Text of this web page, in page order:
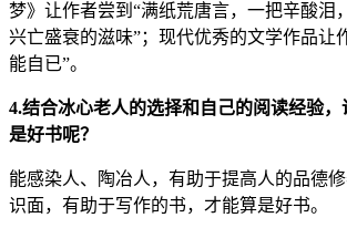
梦》让作者尝到“满纸荒唐言，一把辛酸泪
兴亡盛衰的滋味”；现代优秀的文学作品让
能自已”。
4.结合冰心老人的选择和自己的阅读经验
是好书呢？
能感染人、陶冶人，有助于提高人的品德
识面，有助于写作的书，才能算是好书。